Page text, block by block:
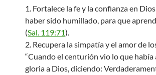
1. Fortalece la fe y la confianza en
haber sido humillado, para que
(Sal. 119:71).
2. Recupera la simpatía y el amor de
“Cuando el centurión vio lo que
gloria a Dios, diciendo: